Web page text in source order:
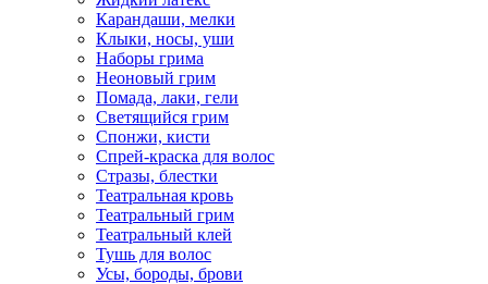
Карандаши, мелки
Клыки, носы, уши
Наборы грима
Неоновый грим
Помада, лаки, гели
Светящийся грим
Спонжи, кисти
Спрей-краска для волос
Стразы, блестки
Театральная кровь
Театральный грим
Театральный клей
Тушь для волос
Усы, бороды, брови